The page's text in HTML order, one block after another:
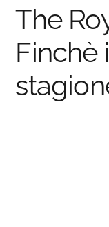
The
Finchè